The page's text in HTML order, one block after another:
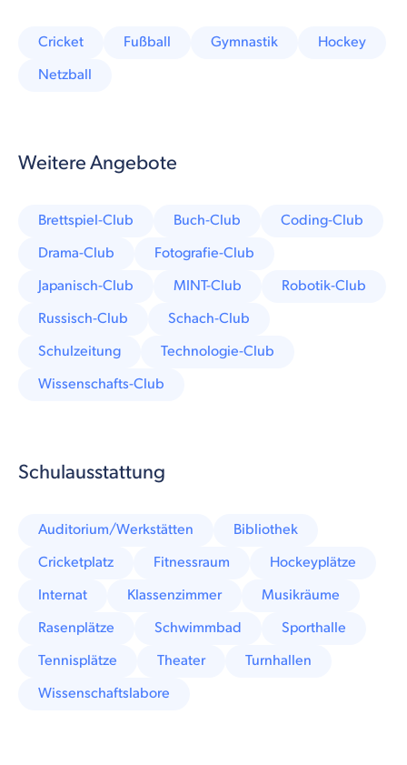
Cricket Fußball Gymnastik
Hockey
Netzball
Weitere Angebote
Brettspiel-Club Buch-Club
Coding-Club
Drama-Club
Fotografie-Club
Japanisch-Club
MINT-Club
Robotik-Club
Russisch-Club
Schach-Club
Schulzeitung
Technologie-Club
Wissenschafts-Club
Schulausstattung
Auditorium/Werkstätten
Bibliothek
Cricketplatz
Fitnessraum
Hockeyplätze
Internat
Klassenzimmer
Musikräume
Rasenplätze
Schwimmbad
Sporthalle
Tennisplätze
Theater
Turnhallen
Wissenschaftslabore